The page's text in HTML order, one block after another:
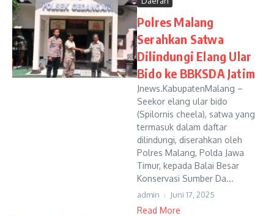
Polres Malang
Serahkan Satwa
Dilindungi Elang Ular
Bido ke BBKSDA Jatim
Jnews.KabupatenMalang –
Seekor elang ular bido
(Spilornis cheela), satwa yang
termasuk dalam daftar
dilindungi, diserahkan oleh
Polres Malang, Polda Jawa
Timur, kepada Balai Besar
Konservasi Sumber Da...
admin Juni 17, 2025
Read More